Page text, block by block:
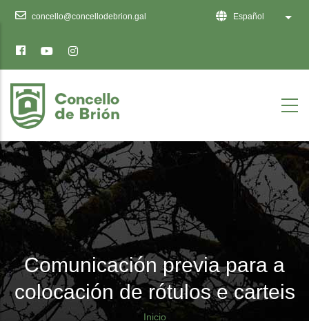
sitio
web
inclúe
un
sistema
de
accesibilidade.
concello@concellodebrion.gal Español Lista
Comunicación previa para a
colocación de rótulos e carteis
Inicio